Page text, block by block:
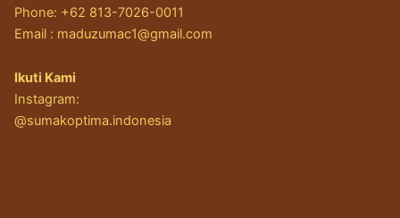
Phone: +62 813-7026-0011
Email : maduzumac1@gmail.com
Ikuti Kami
Instagram:
@sumakoptima.indonesia